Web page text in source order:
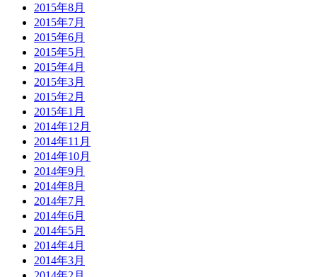
2015年8月
2015年7月
2015年6月
2015年5月
2015年4月
2015年3月
2015年2月
2015年1月
2014年12月
2014年11月
2014年10月
2014年9月
2014年8月
2014年7月
2014年6月
2014年5月
2014年4月
2014年3月